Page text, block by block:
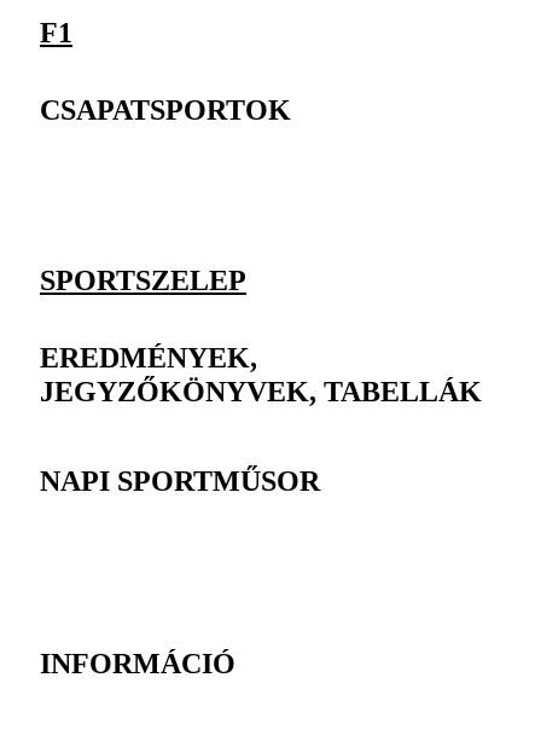
F1
CSAPATSPORTOK
SPORTSZELEP
EREDMÉNYEK,
JEGYZŐKÖNYVEK, TABELLÁK
NAPI SPORTMŰSOR
INFORMÁCIÓ